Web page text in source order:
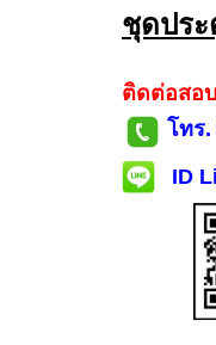
ชุดปร
ติดต่อสอ
โทร.
ID